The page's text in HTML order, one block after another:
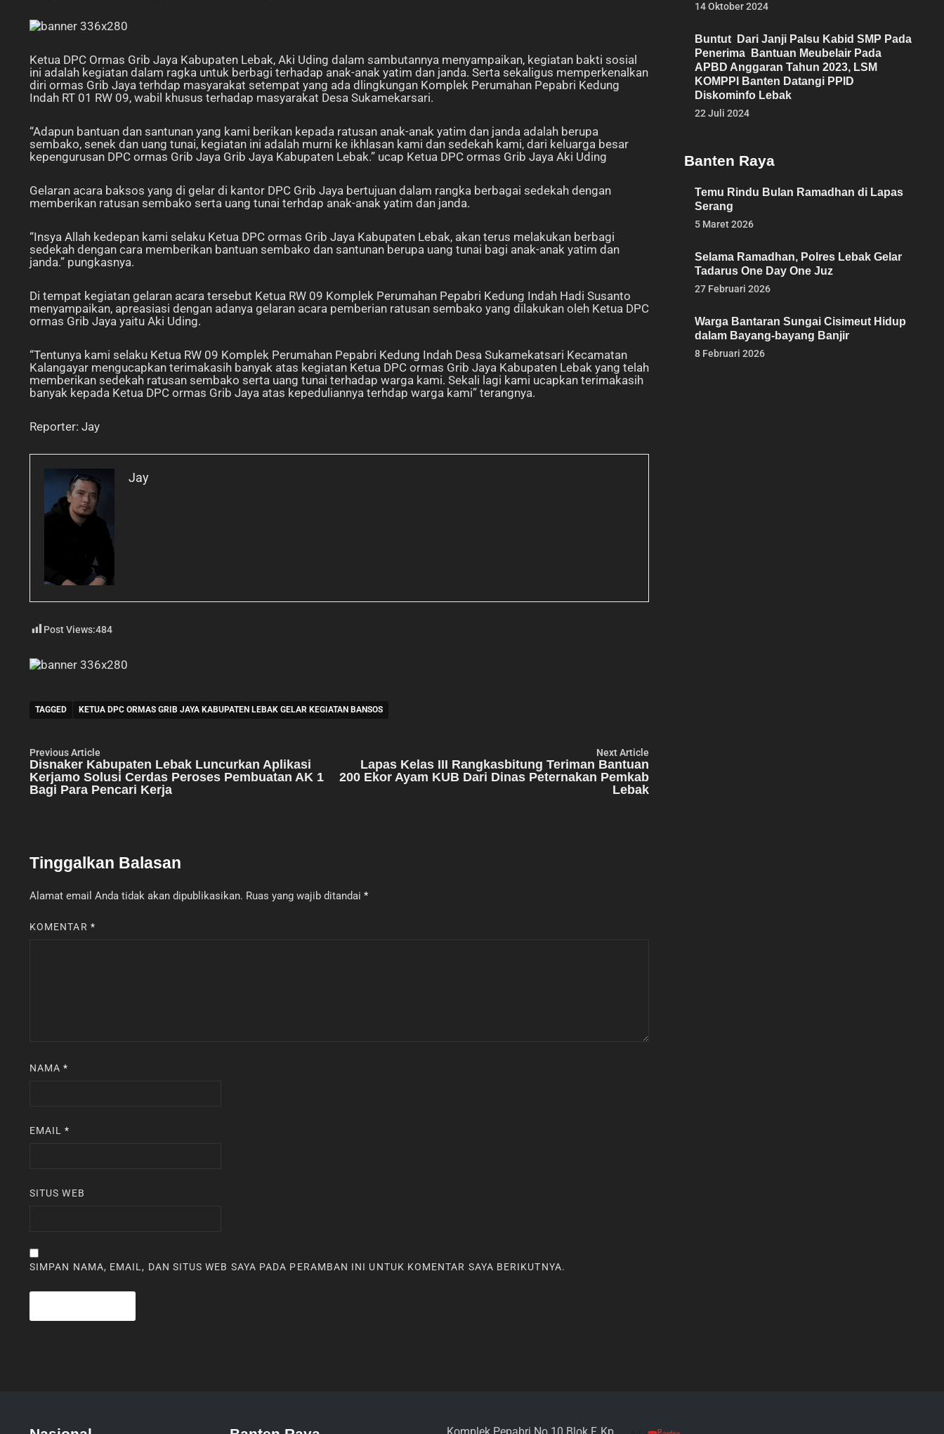
Ketua DPC Ormas Grib Jaya Kabupaten Lebak, Aki Uding dalam sambutannya menyampaikan, kegiatan bakti sosial
ini adalah kegiatan dalam ragka untuk berbagi terhadap anak-anak yatim dan janda. Serta sekaligus memperkenalkan
diri ormas Grib Jaya terhdap masyarakat setempat yang ada dlingkungan Komplek Perumahan Pepabri Kedung
Indah RT 01 RW 09, wabil khusus terhadap masyarakat Desa Sukamekarsari.
“Adapun bantuan dan santunan yang kami berikan kepada ratusan anak-anak yatim dan janda adalah berupa
sembako, senek dan uang tunai, kegiatan ini adalah murni ke ikhlasan kami dan sedekah kami, dari keluarga besar
kepengurusan DPC ormas Grib Jaya Grib Jaya Kabupaten Lebak.” ucap Ketua DPC ormas Grib Jaya Aki Uding
Gelaran acara baksos yang di gelar di kantor DPC Grib Jaya bertujuan dalam rangka berbagai sedekah dengan
memberikan ratusan sembako serta uang tunai terhdap anak-anak yatim dan janda.
“Insya Allah kedepan kami selaku Ketua DPC ormas Grib Jaya Kabupaten Lebak, akan terus melakukan berbagi
sedekah dengan cara memberikan bantuan sembako dan santunan berupa uang tunai bagi anak-anak yatim dan
janda.” pungkasnya.
Di tempat kegiatan gelaran acara tersebut Ketua RW 09 Komplek Perumahan Pepabri Kedung Indah Hadi Susanto
menyampaikan, apreasiasi dengan adanya gelaran acara pemberian ratusan sembako yang dilakukan oleh Ketua DPC
ormas Grib Jaya yaitu Aki Uding.
“Tentunya kami selaku Ketua RW 09 Komplek Perumahan Pepabri Kedung Indah Desa Sukamekatsari Kecamatan
Kalangayar mengucapkan terimakasih banyak atas kegiatan Ketua DPC ormas Grib Jaya Kabupaten Lebak yang telah
memberikan sedekah ratusan sembako serta uang tunai terhadap warga kami. Sekali lagi kami ucapkan terimakasih
banyak kepada Ketua DPC ormas Grib Jaya atas kepeduliannya terhdap warga kami” terangnya.
Reporter: Jay
Jay
Post Views:484
TAGGED KETUA DPC ORMAS GRIB JAYA KABUPATEN LEBAK GELAR KEGIATAN BANSOS
Navigasi
pos
Previous Article
article:
Disnaker Kabupaten Lebak Luncurkan Aplikasi
Kerjamo Solusi Cerdas Peroses Pembuatan AK 1
Bagi Para Pencari Kerja
Next Article
Lapas Kelas III Rangkasbitung Teriman Bantuan
200 Ekor Ayam KUB Dari Dinas Peternakan Pemkab
Lebak
Tinggalkan Balasan
Alamat email Anda tidak akan dipublikasikan. Ruas yang wajib ditandai *
KOMENTAR *
NAMA*
EMAIL*
SITUS WEB
SIMPAN NAMA, EMAIL, DAN SITUS WEB SAYA PADA PERAMBAN INI UNTUK KOMENTAR SAYA BERIKUTNYA.
14 Oktober 2024
Buntut Dari Janji Palsu Kabid SMP Pada
Penerima Bantuan Meubelair Pada
APBD Anggaran Tahun 2023, LSM
KOMPPI Banten Datangi PPID
Diskominfo Lebak
22 Juli 2024
Banten Raya
Temu Rindu Bulan Ramadhan di Lapas
Serang
5 Maret 2026
Selama Ramadhan, Polres Lebak Gelar
Tadarus One Day One Juz
27 Februari 2026
Warga Bantaran Sungai Cisimeut Hidup
dalam Bayang-bayang Banjir
8 Februari 2026